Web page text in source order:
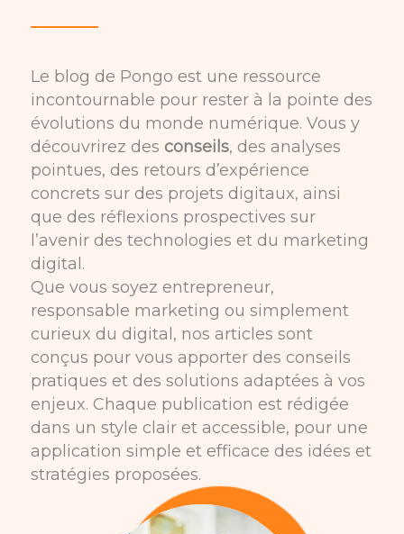
Le blog de Pongo est une ressource
incontournable pour rester à la pointe des
évolutions du monde numérique. Vous y
découvrirez des conseils, des analyses
pointues, des retours d’expérience
concrets sur des projets digitaux, ainsi
que des réflexions prospectives sur
l’avenir des technologies et du marketing
digital.
Que vous soyez entrepreneur,
responsable marketing ou simplement
curieux du digital, nos articles sont
conçus pour vous apporter des conseils
pratiques et des solutions adaptées à vos
enjeux. Chaque publication est rédigée
dans un style clair et accessible, pour une
application simple et efficace des idées et
stratégies proposées.